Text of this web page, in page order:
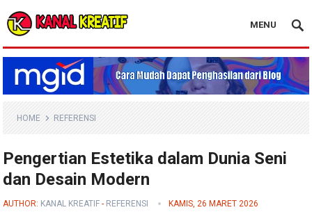
Blog Kanal Kreatif
MENU
HOME REFERENSI
Pengertian Estetika dalam Dunia Seni
dan Desain Modern
AUTHOR: KANAL KREATIF - REFERENSI KAMIS, 26 MARET 2026